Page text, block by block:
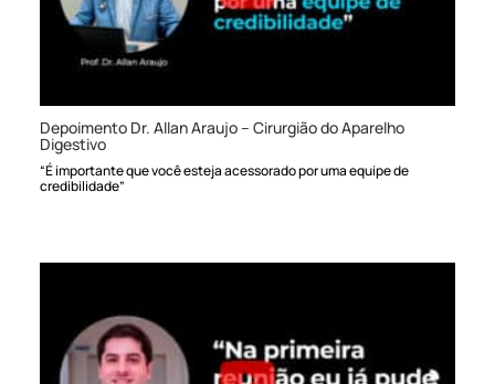
Depoimento Dr. Allan Araujo – Cirurgião do Aparelho
Digestivo
“É importante que você esteja acessorado por uma equipe de
credibilidade”